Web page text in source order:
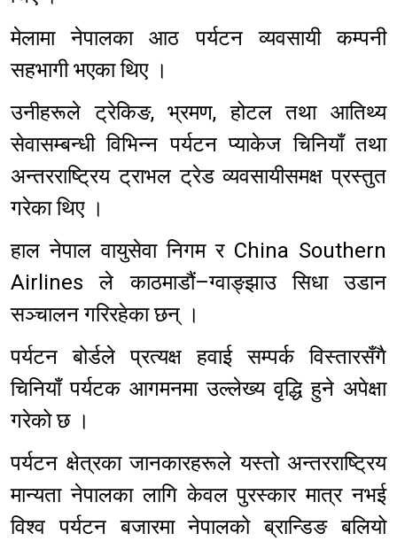
मेलामा नेपालका आठ पर्यटन व्यवसायी कम्पनी
सहभागी भएका थिए ।
उनीहरूले ट्रेकिङ, भ्रमण, होटल तथा आतिथ्य
सेवासम्बन्धी विभिन्न पर्यटन प्याकेज चिनियाँ तथा
अन्तरराष्ट्रिय ट्राभल ट्रेड व्यवसायीसमक्ष प्रस्तुत
गरेका थिए ।
हाल नेपाल वायुसेवा निगम र China Southern
Airlines ले काठमाडौं–ग्वाङ्झाउ सिधा उडान
सञ्चालन गरिरहेका छन् ।
पर्यटन बोर्डले प्रत्यक्ष हवाई सम्पर्क विस्तारसँगै
चिनियाँ पर्यटक आगमनमा उल्लेख्य वृद्धि हुने अपेक्षा
गरेको छ ।
पर्यटन क्षेत्रका जानकारहरूले यस्तो अन्तरराष्ट्रिय
मान्यता नेपालका लागि केवल पुरस्कार मात्र नभई
विश्व पर्यटन बजारमा नेपालको ब्रान्डिङ बलियो